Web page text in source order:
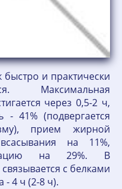
и практически
Максимальная
через 0,5-2 ч,
- 41% (подвергается
прием жирной
на 11%,
на 29%. В
с белками
- 4 ч (2-8 ч).